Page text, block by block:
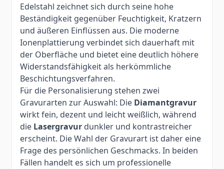
Edelstahl zeichnet sich durch seine hohe
Beständigkeit gegenüber Feuchtigkeit, Kratzern
und äußeren Einflüssen aus. Die moderne
Ionenplattierung verbindet sich dauerhaft mit
der Oberfläche und bietet eine deutlich höhere
Widerstandsfähigkeit als herkömmliche
Beschichtungsverfahren.
Für die Personalisierung stehen zwei
Gravurarten zur Auswahl: Die Diamantgravur
wirkt fein, dezent und leicht weißlich, während
die Lasergravur dunkler und kontrastreicher
erscheint. Die Wahl der Gravurart ist daher eine
Frage des persönlichen Geschmacks. In beiden
Fällen handelt es sich um professionelle